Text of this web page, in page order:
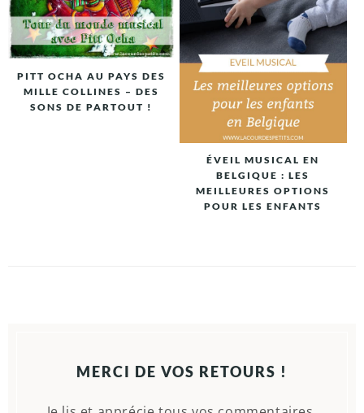
PITT OCHA AU PAYS DES
MILLE COLLINES – DES
SONS DE PARTOUT !
ÉVEIL MUSICAL EN
BELGIQUE : LES
MEILLEURES OPTIONS
POUR LES ENFANTS
MERCI DE VOS RETOURS !